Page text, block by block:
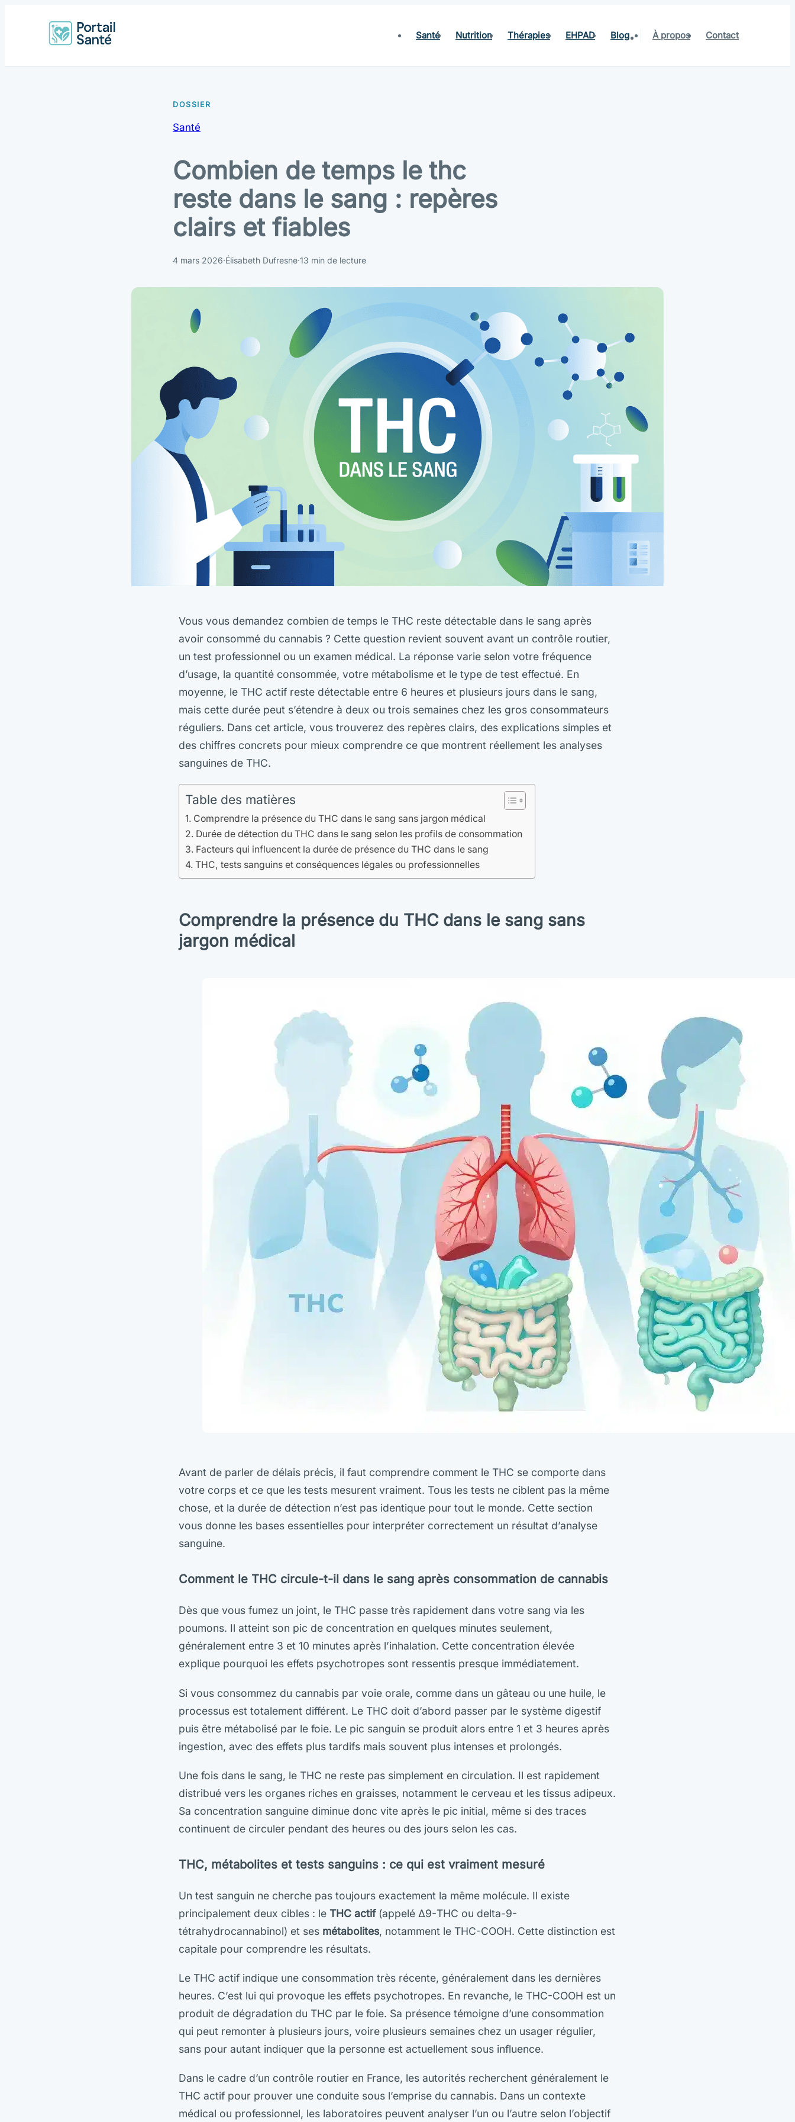
Santé Nutrition Thérapies EHPAD Blog À propos Contact
Santé
Combien de temps le thc
reste dans le sang : repères
clairs et fiables
4 mars 2026·Élisabeth Dufresne·13 min de lecture
Vous vous demandez combien de temps le THC reste détectable dans le sang après
avoir consommé du cannabis ? Cette question revient souvent avant un contrôle routier,
un test professionnel ou un examen médical. La réponse varie selon votre fréquence
d’usage, la quantité consommée, votre métabolisme et le type de test effectué. En
moyenne, le THC actif reste détectable entre 6 heures et plusieurs jours dans le sang,
mais cette durée peut s’étendre à deux ou trois semaines chez les gros consommateurs
réguliers. Dans cet article, vous trouverez des repères clairs, des explications simples et
des chiffres concrets pour mieux comprendre ce que montrent réellement les analyses
sanguines de THC.
Table des matières
Comprendre la présence du THC dans le sang sans jargon médical
Durée de détection du THC dans le sang selon les profils de consommation
Facteurs qui influencent la durée de présence du THC dans le sang
THC, tests sanguins et conséquences légales ou professionnelles
Comprendre la présence du THC dans le sang sans
jargon médical
Avant de parler de délais précis, il faut comprendre comment le THC se comporte dans
votre corps et ce que les tests mesurent vraiment. Tous les tests ne ciblent pas la même
chose, et la durée de détection n’est pas identique pour tout le monde. Cette section
vous donne les bases essentielles pour interpréter correctement un résultat d’analyse
sanguine.
Comment le THC circule-t-il dans le sang après consommation de cannabis
Dès que vous fumez un joint, le THC passe très rapidement dans votre sang via les
poumons. Il atteint son pic de concentration en quelques minutes seulement,
généralement entre 3 et 10 minutes après l’inhalation. Cette concentration élevée
explique pourquoi les effets psychotropes sont ressentis presque immédiatement.
Si vous consommez du cannabis par voie orale, comme dans un gâteau ou une huile, le
processus est totalement différent. Le THC doit d’abord passer par le système digestif
puis être métabolisé par le foie. Le pic sanguin se produit alors entre 1 et 3 heures après
ingestion, avec des effets plus tardifs mais souvent plus intenses et prolongés.
Une fois dans le sang, le THC ne reste pas simplement en circulation. Il est rapidement
distribué vers les organes riches en graisses, notamment le cerveau et les tissus adipeux.
Sa concentration sanguine diminue donc vite après le pic initial, même si des traces
continuent de circuler pendant des heures ou des jours selon les cas.
THC, métabolites et tests sanguins : ce qui est vraiment mesuré
Un test sanguin ne cherche pas toujours exactement la même molécule. Il existe
principalement deux cibles : le THC actif(appelé Δ9-THC ou delta-9-
tétrahydrocannabinol) et ses métabolites, notamment le THC-COOH. Cette distinction est
capitale pour comprendre les résultats.
Le THC actif indique une consommation très récente, généralement dans les dernières
heures. C’est lui qui provoque les effets psychotropes. En revanche, le THC-COOH est un
produit de dégradation du THC par le foie. Sa présence témoigne d’une consommation
qui peut remonter à plusieurs jours, voire plusieurs semaines chez un usager régulier,
sans pour autant indiquer que la personne est actuellement sous influence.
Dans le cadre d’un contrôle routier en France, les autorités recherchent généralement le
THC actif pour prouver une conduite sous l’emprise du cannabis. Dans un contexte
médical ou professionnel, les laboratoires peuvent analyser l’un ou l’autre selon l’objectif